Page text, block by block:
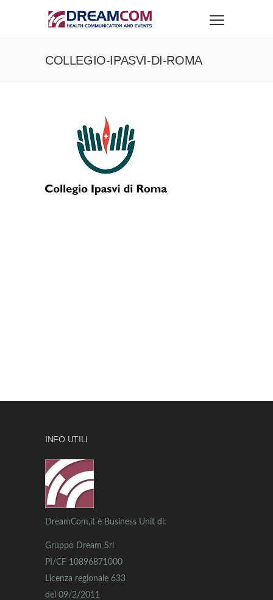
COLLEGIO-IPASVI-DI-ROMA
INFO UTILI
DreamCom,it è Business Unit di:
Gruppo Dream Srl
PI/CF 10896871000
Licenza regionale 633
del 09/2/2011